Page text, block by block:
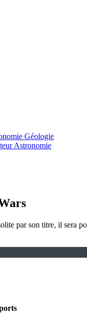
Géologie
Astronomie
par son titre, il sera